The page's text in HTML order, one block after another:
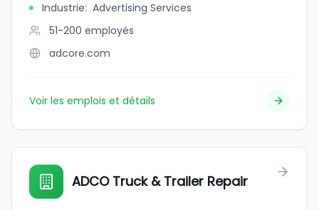
Industrie: Advertising Services
51-200 employés
adcore.com
Voir les emplois et détails
ADCO Truck & Trailer Repair